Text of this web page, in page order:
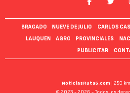
BRAGADO NUEVE DE JULIO CARLOS
LAUQUEN
AGRO PROVINCIALES
PUBLICITAR
NoticiasRuta5.com
| 250